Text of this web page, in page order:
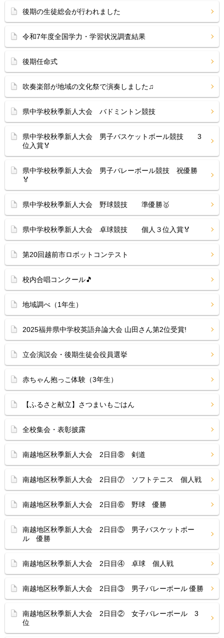
後期の生徒総会が行われました
令和7年度全国学力・学習状況調査結果
後期任命式
吹奏楽部が地域の文化祭で演奏しました♫
県中学校秋季新人大会 バドミントン競技
県中学校秋季新人大会 男子バスケットボール競技 3
位入賞🏅
県中学校秋季新人大会 男子バレーボール競技 祝優勝
🏅
県中学校秋季新人大会 野球競技 準優勝🥇
県中学校秋季新人大会 卓球競技 個人３位入賞🏅
第20回越前市ロボットコンテスト
校内合唱コンクール🎵
地域調べ（1年生）
2025福井県中学校英語弁論大会 山田さん第2位受賞!
立会演説会・後期生徒会役員選挙
赤ちゃん抱っこ体験（3年生）
【ふるさと献立】さつまいもごはん
全校集会・表彰披露
南越地区秋季新人大会 2日目⑧ 剣道
南越地区秋季新人大会 2日目⑦ ソフトテニス 個人戦
南越地区秋季新人大会 2日目⑥ 野球 優勝
南越地区秋季新人大会 2日目⑤ 男子バスケットボー
ル 優勝
南越地区秋季新人大会 2日目④ 卓球 個人戦
南越地区秋季新人大会 2日目③ 男子バレーボール 優勝
南越地区秋季新人大会 2日目② 女子バレーボール 3
位